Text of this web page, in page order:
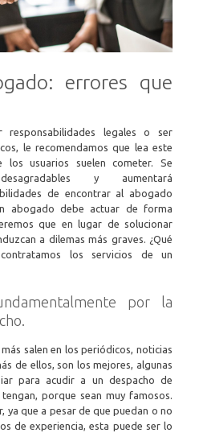
errores que
responsabilidades legales o ser
le recomendamos que lea este
usuarios suelen cometer. Se
y aumentará
de encontrar al abogado
abogado debe actuar de forma
que en lugar de solucionar
a dilemas más graves. ¿Qué
los servicios de un
por la
salen en los periódicos, noticias
de ellos, son los mejores, algunas
para acudir a un despacho de
porque sean muy famosos.
ya que a pesar de que puedan o no
de experiencia, esta puede ser lo